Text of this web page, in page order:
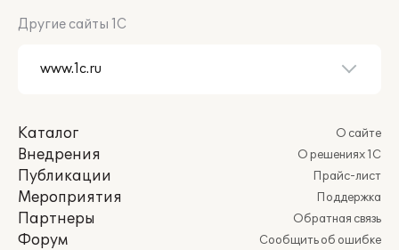
Другие сайты 1С
Каталог
Внедрения
Публикации
Мероприятия
Партнеры
Форум
О сайте
О решениях 1С
Прайс-лист
Поддержка
Обратная связь
Сообщить об ошибке